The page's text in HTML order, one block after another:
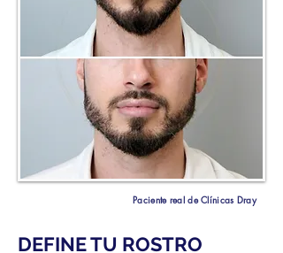
Paciente real de Clínicas Dray
​DEFINE TU ROSTRO